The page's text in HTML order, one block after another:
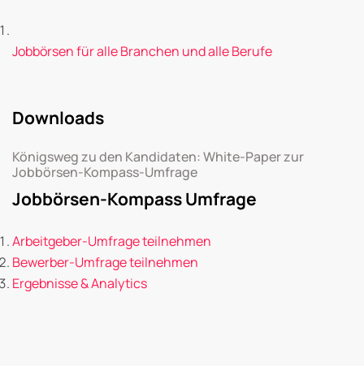
Jobbörsen für alle Branchen und alle Berufe
Downloads
Königsweg zu den Kandidaten: White-Paper zur
Jobbörsen-Kompass-Umfrage
Jobbörsen-Kompass Umfrage
Arbeitgeber-Umfrage teilnehmen
Bewerber-Umfrage teilnehmen
Ergebnisse & Analytics